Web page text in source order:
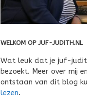
WELKOM OP JUF-JUDITH.NL
Wat leuk dat je juf-
bezoekt. Meer over mij
ontstaan van dit blog
lezen.